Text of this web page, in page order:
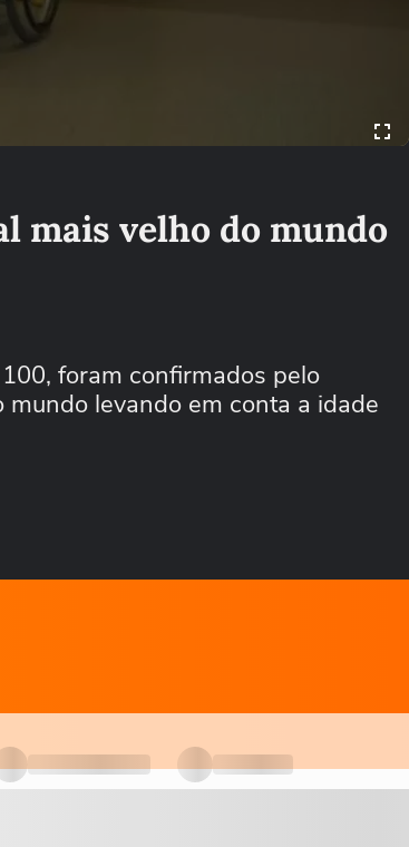
mais velho do mundo
foram confirmados pelo
levando em conta a idade